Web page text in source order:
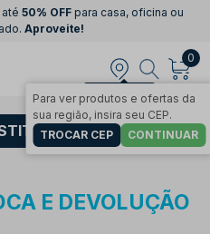
50% OFFpara casa, oficina ou
Aproveite!
Para ver produtos e ofertas da
sua região, insira seu CEP.
TROCAR CEP
CONTINUAR
0
E DEVOLUÇÃO